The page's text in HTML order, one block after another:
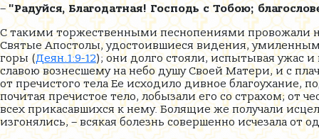
– "Радуйся, Благодатная! Господь с Тобою;
С такими торжественными песнопениями провожали
Святые Апостолы, удостоившиеся видения,
горы (Деян.1:9-12); они долго стояли, испытывая ужас
славою вознесшему на небо душу Своей Матери, и с
от пречистого тела Ее исходило дивное благоухание,
почитая пречистое тело, лобызали его со страхом;
всех прикасавшихся к нему. Болящие же получали
изгонялись, – всякая болезнь совершенно исчезала